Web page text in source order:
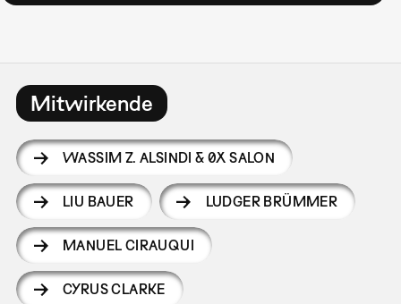
Mitwirkende
WASSIM Z. ALSINDI & 0X SALON
LIU BAUER LUDGER BRÜMMER
MANUEL CIRAUQUI
CYRUS CLARKE